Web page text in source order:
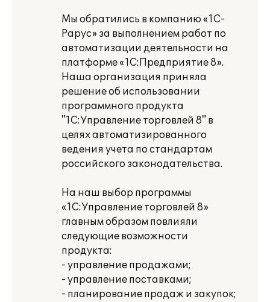
Мы обратились в компанию «1С-
Рарус» за выполнением работ по
автоматизации деятельности на
платформе «1С:Предприятие 8».
Наша организация приняла
решение об использовании
программного продукта
"1С:Управление торговлей 8" в
целях автоматизированного
ведения учета по стандартам
российского законодательства.
На наш выбор программы
«1С:Управление торговлей 8»
главным образом повлияли
следующие возможности
продукта:
- управление продажами;
- управление поставками;
- планирование продаж и закупок;